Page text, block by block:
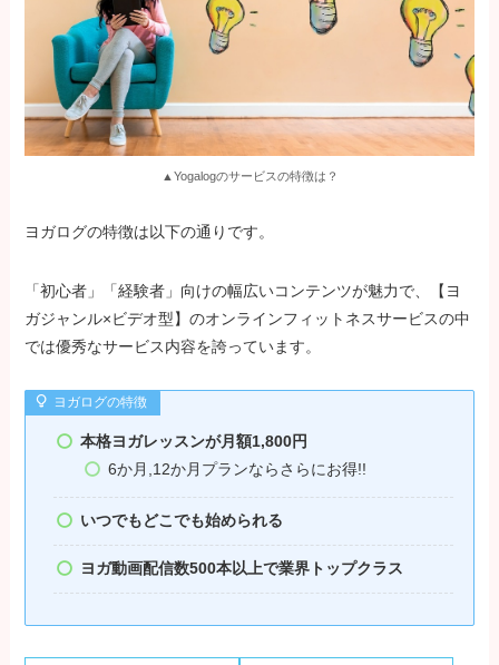
▲Yogalogのサービスの特徴は？
ヨガログの特徴は以下の通りです。
「初心者」「経験者」向けの幅広いコンテンツが魅力で、【ヨ
ガジャンル×ビデオ型】のオンラインフィットネスサービスの中
では優秀なサービス内容を誇っています。
ヨガログの特徴
本格ヨガレッスンが月額1,800円
6か月,12か月プランならさらにお得!!
いつでもどこでも始められる
ヨガ動画配信数500本以上で業界トップクラス